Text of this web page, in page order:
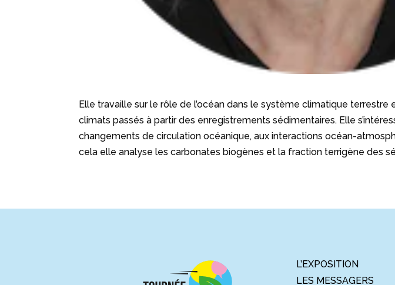
Elle travaille sur le rôle de l’océan dans le système climatique
climats passés à partir des enregistrements sédimentaires. Elle
changements de circulation océanique, aux interactions océan-
cela elle analyse les carbonates biogènes et la fraction terrigène des
L’EXPOSITION
LES MESSAGERS